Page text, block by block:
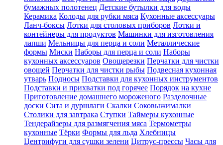
бумажных полотенец Детские бутылки для воды
Керамика Колоды для рубки мяса Кухонные аксессуары
Ланч-боксы Лотки для столовых приборов Лотки и
контейнеры для продуктов Машинки для изготовления
лапши Мельницы для перца и соли Металлические
формы Миски Наборы для перца и соли Наборы
кухонных аксессуаров Овощерезки Перчатки для чистки
овощей Перчатки для чистки рыбы Подвесная кухонная
утварь Подносы Подставки для кухонных инструментов
Подставки и прихватки под горячее Порядок на кухне
Приготовление домашнего мороженого Разделочные
доски Сита и дуршлаги Скалки Соковыжималки
Столики для завтрака Ступки Таймеры кухонные
Тендерайзеры для размягчения мяса Термометры
кухонные Тёрки Формы для льда Хлебницы
Центрифуги для сушки зелени Цитрус-прессы Часы для